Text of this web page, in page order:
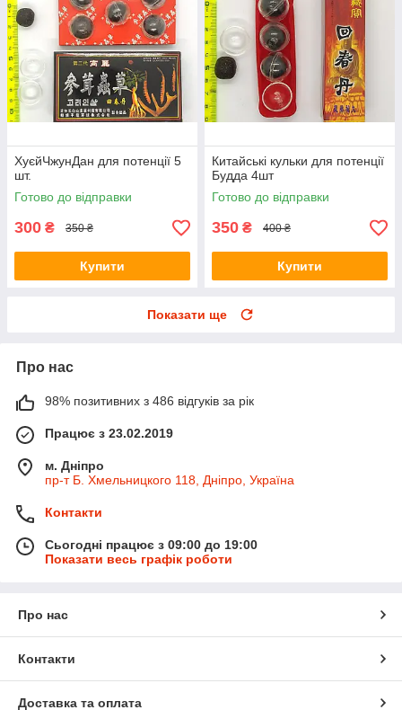
ХуєйЧжунДан для потенції 5
шт.
Готово до відправки
300 ₴ 350 ₴
Купити
Китайські кульки для потенції
Будда 4шт
Готово до відправки
350 ₴ 400 ₴
Купити
Показати ще
Про нас
98% позитивних з 486 відгуків за рік
Працює з 23.02.2019
м. Дніпро
пр-т Б. Хмельницкого 118, Дніпро, Україна
Контакти
Сьогодні працює з 09:00 до 19:00
Показати весь графік роботи
Про нас
Контакти
Доставка та оплата